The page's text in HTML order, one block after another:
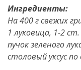
Ингредиенты:
На 400 г свежих
1 луковица, 1-2
пучок зеленого
столовый уксус по